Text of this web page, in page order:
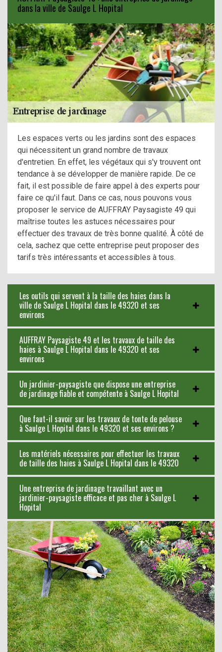
dans la ville de Saulge L Hopital
Les espaces verts ou les jardins sont des espaces
qui nécessitent un grand nombre de travaux
d'entretien. En effet, les végétaux qui s'y trouvent ont
tendance à se développer de manière rapide. De ce
fait, il est possible de faire appel à des experts pour
faire ce qu'il faut. Dans ce cas, nous pouvons vous
proposer le service de AUFFRAY Paysagiste 49 qui
maîtrise toutes les astuces nécessaires pour
effectuer des travaux de très bonne qualité. À côté de
cela, sachez que cette entreprise peut proposer des
tarifs très intéressants et accessibles à tous.
Les outils qui servent à la taille des haies dans la
ville de Saulge L Hopital dans le 49320 et ses
environs
AUFFRAY Paysagiste 49 et les travaux de taille des
haies à Saulge L Hopital dans le 49320 et ses
environs
Un jardinier-paysagiste que dispose une entreprise
de jardinage fiable et compétente à Saulge L Hopital
Que faut-il savoir sur les travaux de tonte de pelouse
à Saulge L Hopital dans le 49320 et ses environs ?
Les matériels nécessaires pour effectuer les travaux
de taille des haies à Saulge L Hopital dans le 49320
Une entreprise de jardinage travaillant avec un
jardinier-paysagiste efficace et pas cher à Saulge L
Hopital